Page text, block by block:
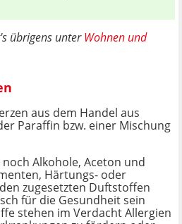
übrigens unterWohnen und
aus dem Handel aus
Paraffin bzw. einer Mischung
Alkohole, Aceton und
Härtungs- oder
zugesetzten Duftstoffen
für die Gesundheit sein
stehen im Verdacht Allergien